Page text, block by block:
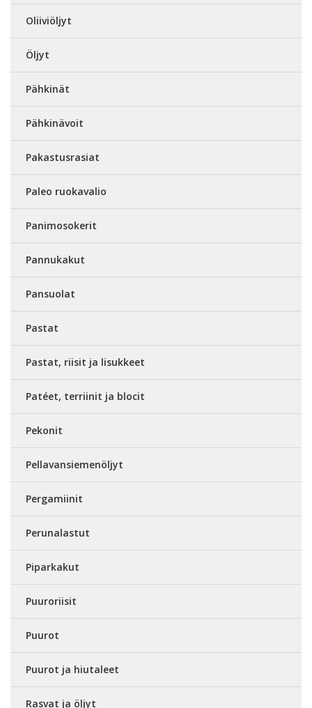
Oliiviöljyt
Öljyt
Pähkinät
Pähkinävoit
Pakastusrasiat
Paleo ruokavalio
Panimosokerit
Pannukakut
Pansuolat
Pastat
Pastat, riisit ja lisukkeet
Patéet, terriinit ja blocit
Pekonit
Pellavansiemenöljyt
Pergamiinit
Perunalastut
Piparkakut
Puuroriisit
Puurot
Puurot ja hiutaleet
Rasvat ja öljyt